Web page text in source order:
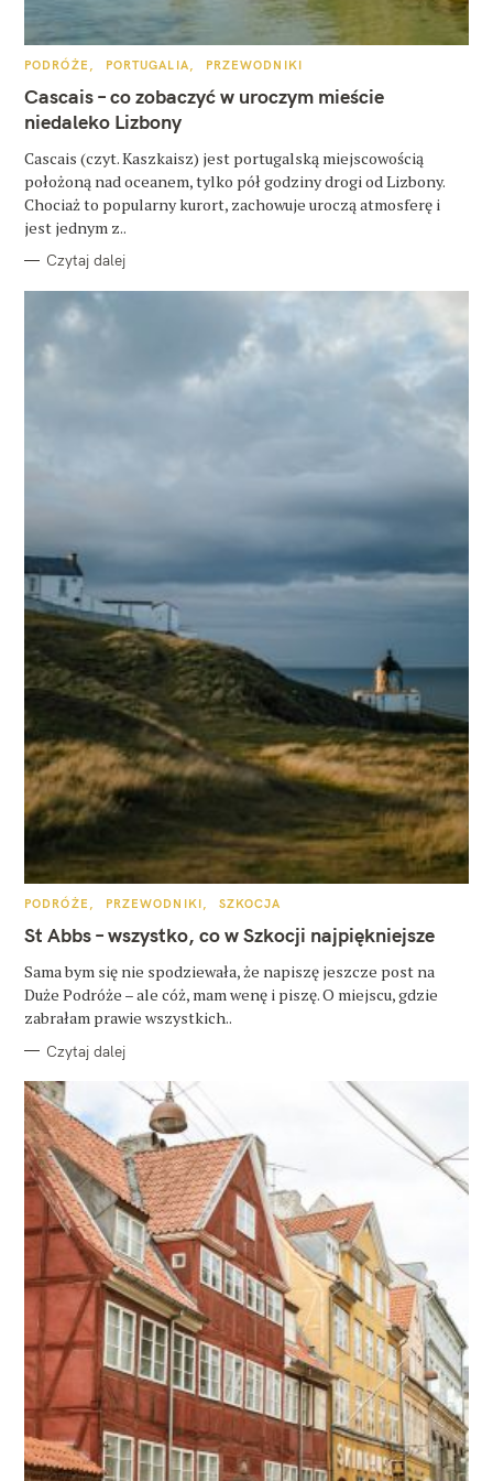
K
T
E
G
O
I
PODRÓŻE PORTUGALIA PRZEWODNIKI
Cascais – co zobaczyć w uroczym mieście
niedaleko Lizbony
Cascais (czyt. Kaszkaisz) jest portugalską miejscowością
położoną nad oceanem, tylko pół godziny drogi od Lizbony.
Chociaż to popularny kurort, zachowuje uroczą atmosferę i
jest jednym z..
Czytaj dalej
K
T
E
O
R
I
PODRÓŻE PRZEWODNIKI SZKOCJA
St Abbs – wszystko, co w Szkocji najpiękniejsze
Sama bym się nie spodziewała, że napiszę jeszcze post na
Duże Podróże – ale cóż, mam wenę i piszę. O miejscu, gdzie
zabrałam prawie wszystkich..
Czytaj dalej
k
j